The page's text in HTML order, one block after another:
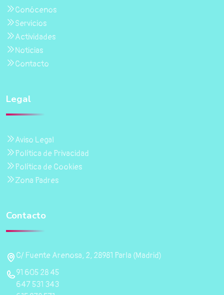
Conócenos
Servicios
Actividades
Noticias
Contacto
Legal
Aviso Legal
Política de Privacidad
Política de Cookies
Zona Padres
Contacto
C/ Fuente Arenosa, 2, 28981 Parla (Madrid)
91 605 28 45
647 531 343